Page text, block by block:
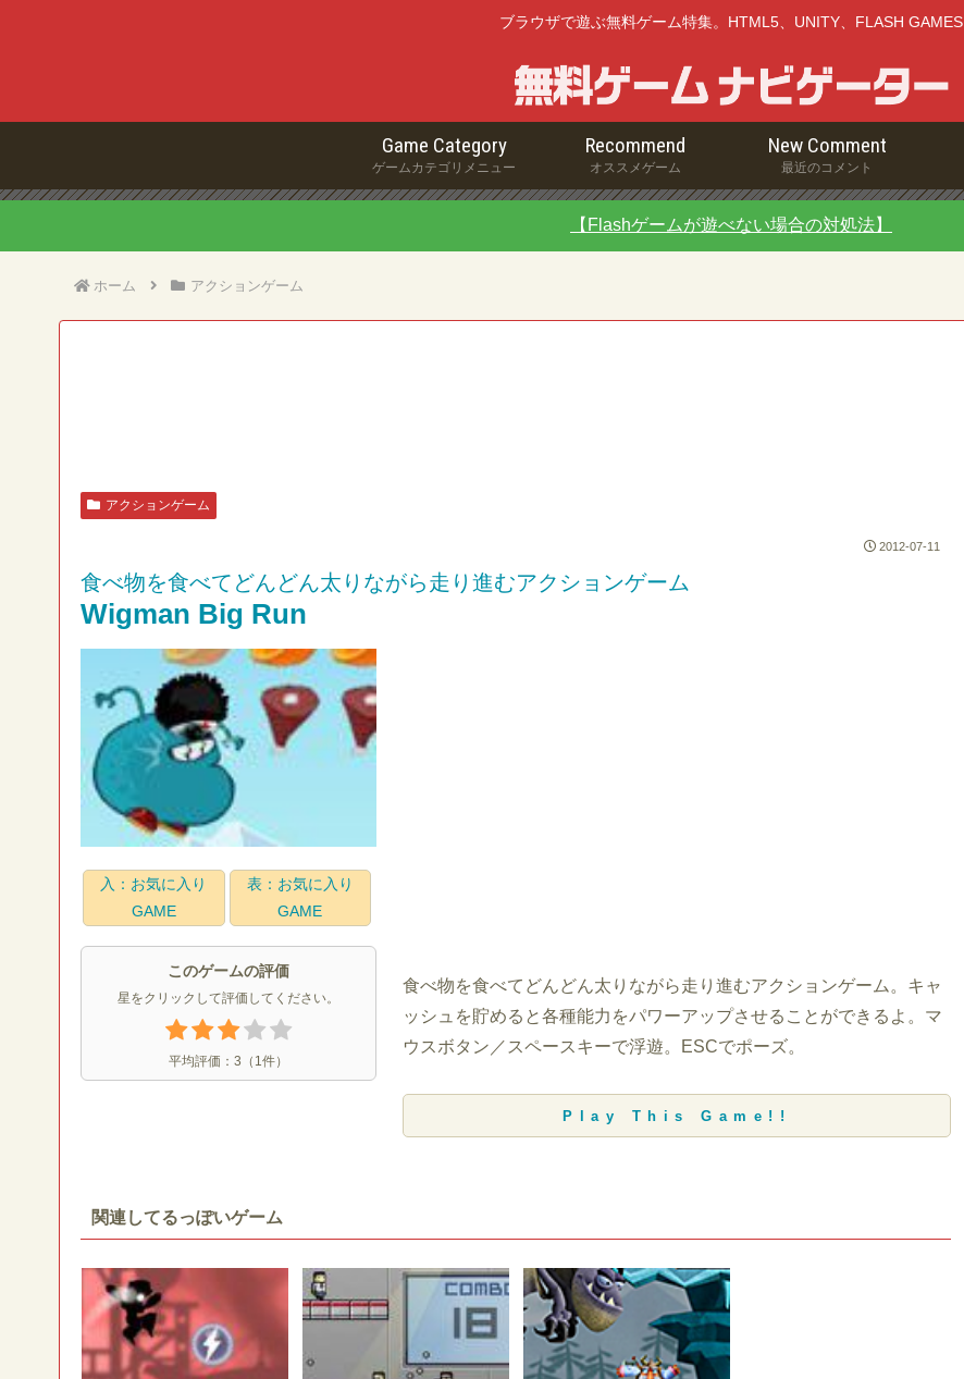
ブラウザで遊ぶ無料ゲーム特集。HTML5、UNITY、FLASH GAMES
Game Category
ゲームカテゴリメニュー
Recommend
オススメゲーム
New Comment
最近のコメント
【Flashゲームが遊べない場合の対処法】
ホーム アクションゲーム
アクションゲーム
2012-07-11
食べ物を食べてどんどん太りながら走り進むアクションゲーム
Wigman Big Run
入：お気に入り
GAME
表：お気に入り
GAME
このゲームの評価
星をクリックして評価してください。
平均評価： 3 （ 1 件）
食べ物を食べてどんどん太りながら走り進むアクションゲーム。キャ
ッシュを貯めると各種能力をパワーアップさせることができるよ。マ
ウスボタン／スペースキーで浮遊。ESCでポーズ。
Play This Game!!
関連してるっぽいゲーム